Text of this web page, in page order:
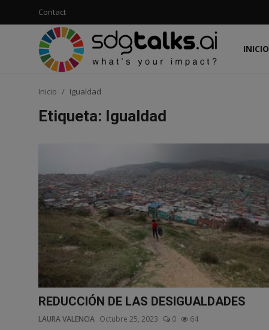
Contact
INICIO
Acceso
Registro
Económico
Ambiental
Embajadores
Responsible AI training
Descubre más
Inicio Igualdad
Etiqueta: Igualdad
REDUCCIÓN DE LAS DESIGUALDADES
LAURA VALENCIA Octubre 25, 2023 0 64